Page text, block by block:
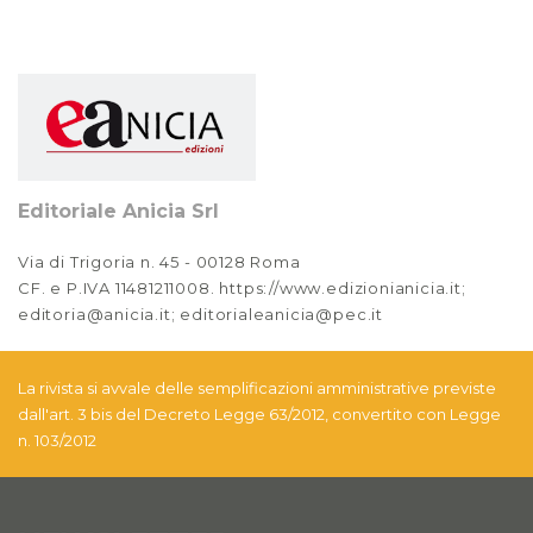
Anno XIII, Numero 3
Anno XIII, Numero 2
Anno XIII, Numero 1
2021
Anno XII, Numero 4
2020
Editoriale Anicia Srl
Via di Trigoria n. 45 - 00128 Roma
CF. e P.IVA 11481211008. https://www.edizionianicia.it;
editoria@anicia.it; editorialeanicia@pec.it
La rivista si avvale delle semplificazioni amministrative previste
dall'art. 3 bis del Decreto Legge 63/2012, convertito con Legge
n. 103/2012